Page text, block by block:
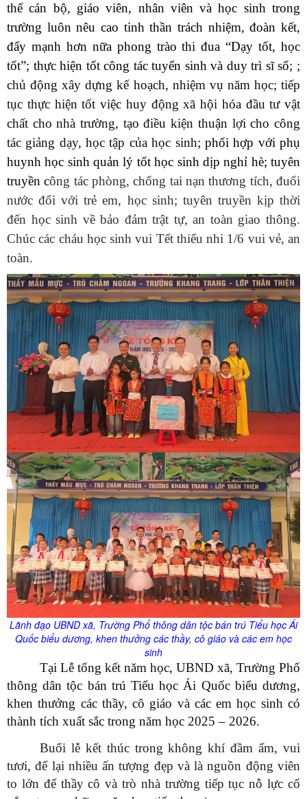
thể cán bộ, giáo viên, nhân viên và học sinh trong
trường luôn nêu cao tinh thần trách nhiệm, đoàn kết,
đẩy mạnh hơn nữa phong trào thi đua “Dạy tốt, học
tốt”; thực hiện tốt công tác tuyển sinh và duy trì sĩ số; ;
chủ động xây dựng kế hoạch, nhiệm vụ năm học; tiếp
tục thực hiện tốt việc huy động xã hội hóa đầu tư vật
chất cho nhà trường, tạo điều kiện thuận lợi cho công
tác giảng dạy, học tập của học sinh; phối hợp với phụ
huynh học sinh quản lý tốt học sinh dịp nghỉ hè; tuyên
truyền công tác phòng, chống tai nạn thương tích, đuối
nước đối với trẻ em, học sinh; tuyên truyền kịp thời
đến học sinh về bảo đảm trật tự, an toàn giao thông.
Chúc các cháu học sinh vui Tết thiếu nhi 1/6 vui vẻ, an
toàn.
Lãnh đạo UBND xã, Trường Phổ thông dân tộc bán trú Tiểu học Ái
Quốc biểu dương, khen thưởng các thầy, cô giáo và các em học
sinh
Tại Lễ tổng kết năm học, UBND xã, Trường Phổ
thông dân tộc bán trú Tiểu học Ái Quốc biểu dương,
khen thưởng các thầy, cô giáo và các em học sinh có
thành tích xuất sắc trong năm học 2025 – 2026.
Buổi lễ kết thúc trong không khí đầm ấm, vui
tươi, để lại nhiều ấn tượng đẹp và là nguồn động viên
to lớn để thầy cô và trò nhà trường tiếp tục nỗ lực cố